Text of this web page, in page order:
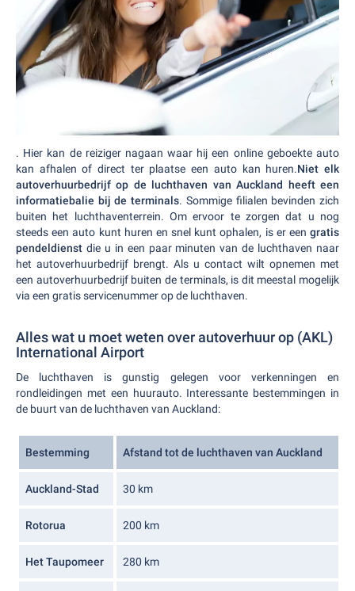
. Hier kan de reiziger nagaan waar hij een online geboekte auto
kan afhalen of direct ter plaatse een auto kan huren.Niet elk
autoverhuurbedrijf op de luchthaven van Auckland heeft een
informatiebalie bij de terminals. Sommige filialen bevinden zich
buiten het luchthaventerrein. Om ervoor te zorgen dat u nog
steeds een auto kunt huren en snel kunt ophalen, is er een gratis
pendeldienst die u in een paar minuten van de luchthaven naar
het autoverhuurbedrijf brengt. Als u contact wilt opnemen met
een autoverhuurbedrijf buiten de terminals, is dit meestal mogelijk
via een gratis servicenummer op de luchthaven.
Alles wat u moet weten over autoverhuur op (AKL)
International Airport
De luchthaven is gunstig gelegen voor verkenningen en
rondleidingen met een huurauto. Interessante bestemmingen in
de buurt van de luchthaven van Auckland:
Bestemming Afstand tot de luchthaven van Auckland
Auckland-Stad 30 km
Rotorua 200 km
Het Taupomeer 280 km